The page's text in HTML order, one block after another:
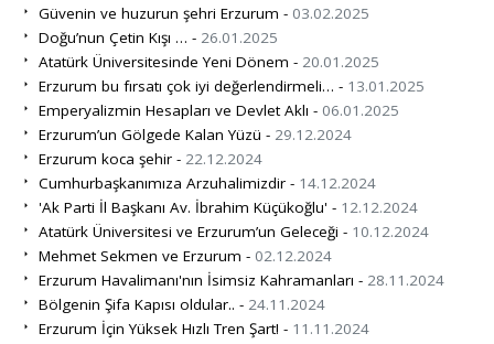
Güvenin ve huzurun şehri Erzurum - 03.02.2025
Doğu’nun Çetin Kışı … - 26.01.2025
Atatürk Üniversitesinde Yeni Dönem - 20.01.2025
Erzurum bu fırsatı çok iyi değerlendirmeli… - 13.01.2025
Emperyalizmin Hesapları ve Devlet Aklı - 06.01.2025
Erzurum’un Gölgede Kalan Yüzü - 29.12.2024
Erzurum koca şehir - 22.12.2024
Cumhurbaşkanımıza Arzuhalimizdir - 14.12.2024
'Ak Parti İl Başkanı Av. İbrahim Küçükoğlu' - 12.12.2024
Atatürk Üniversitesi ve Erzurum’un Geleceği - 10.12.2024
Mehmet Sekmen ve Erzurum - 02.12.2024
Erzurum Havalimanı'nın İsimsiz Kahramanları - 28.11.2024
Bölgenin Şifa Kapısı oldular.. - 24.11.2024
Erzurum İçin Yüksek Hızlı Tren Şart! - 11.11.2024